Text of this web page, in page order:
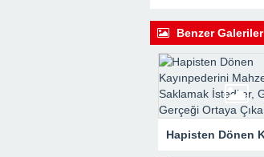
Benzer Galeriler